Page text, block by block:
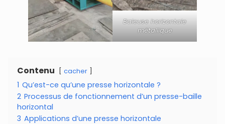
Baleuse horizontale
métallique
Contenu cacher
1 Qu’est-ce qu’une presse horizontale ?
2 Processus de fonctionnement d’un presse-baille
horizontal
3 Applications d’une presse horizontale